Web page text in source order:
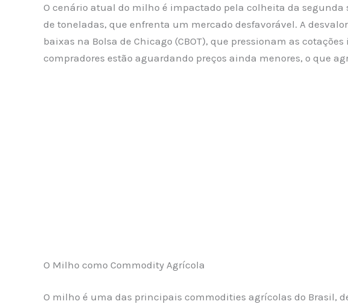
O cenário atual do milho é impactado pela colheita da segunda
de toneladas, que enfrenta um mercado desfavorável. A
baixas na Bolsa de Chicago (CBOT), que pressionam as
compradores estão aguardando preços ainda menores, o que
O Milho como Commodity Agrícola
O milho é uma das principais commodities agrícolas do Brasil,